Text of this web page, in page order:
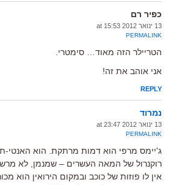
כפיר רם
13 ינואר 2012 at 15:53
PERMALINK
הטריילר הזה מאוד… סימטרי.
אני אוהב את זה!
REPLY
נמרוד
13 ינואר 2012 at 23:47
PERMALINK
ג'יימס מרפי הוא דמות מרתקת. הוא האנטי-
רוקנרול של המאה העשרים – שמנמן, לא
אין לו פוזות של כוכב ובמקום הירואין הוא